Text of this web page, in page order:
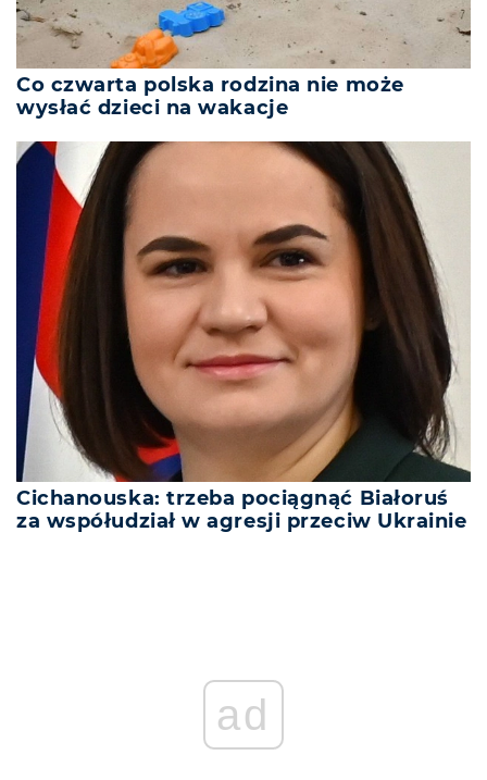
Co czwarta polska rodzina nie może
wysłać dzieci na wakacje
Cichanouska: trzeba pociągnąć Białoruś
za współudział w agresji przeciw Ukrainie
ad